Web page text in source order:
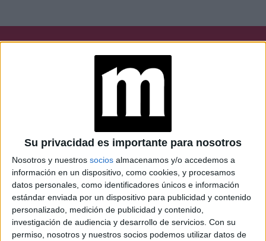
Su privacidad es importante para nosotros
Nosotros y nuestros socios almacenamos y/o accedemos a
información en un dispositivo, como cookies, y procesamos
datos personales, como identificadores únicos e información
estándar enviada por un dispositivo para publicidad y contenido
personalizado, medición de publicidad y contenido,
investigación de audiencia y desarrollo de servicios. Con su
permiso, nosotros y nuestros socios podemos utilizar datos de
Caras Noticias
Weekend Parabrisas
Look
Luz Mía Lunateen Break BATimes
© Perfil.com 2006-2019 - Todos los derechos reservados
Registro de Propiedad Intelectual: Nro. 5346433